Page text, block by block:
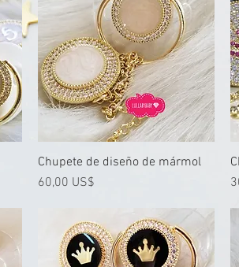
Vista rápida
Chupete de diseño de mármol
Precio
60,00 US$